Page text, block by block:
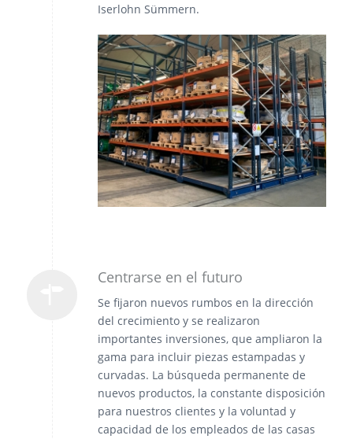
Iserlohn Sümmern.
Centrarse en el futuro
Se fijaron nuevos rumbos en la dirección
del crecimiento y se realizaron
importantes inversiones, que ampliaron la
gama para incluir piezas estampadas y
curvadas. La búsqueda permanente de
nuevos productos, la constante disposición
para nuestros clientes y la voluntad y
capacidad de los empleados de las casas